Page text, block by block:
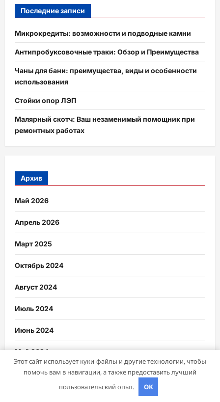
Последние записи
Микрокредиты: возможности и подводные камни
Антипробуксовочные траки: Обзор и Преимущества
Чаны для бани: преимущества, виды и особенности
использования
Стойки опор ЛЭП
Малярный скотч: Ваш незаменимый помощник при
ремонтных работах
Архив
Май 2026
Апрель 2026
Март 2025
Октябрь 2024
Август 2024
Июль 2024
Июнь 2024
Май 2024
Апрель 2024
Этот сайт использует куки-файлы и другие технологии, чтобы
помочь вам в навигации, а также предоставить лучший
пользовательский опыт.
OK